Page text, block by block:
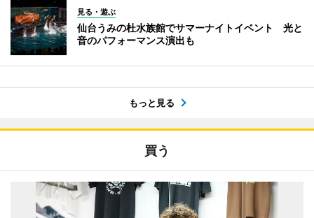
見る・遊ぶ
仙台うみの杜水族館でサマーナイトイベント 光と
音のパフォーマンス演出も
もっと見る
買う